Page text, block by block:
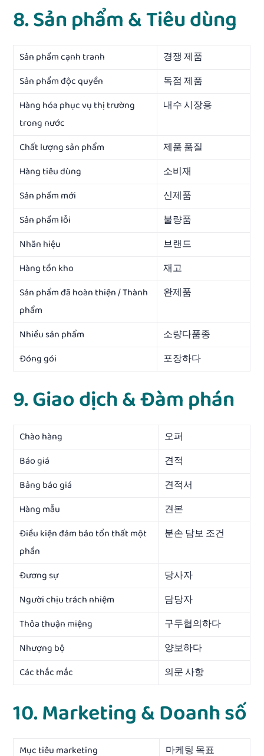
8. Sản phẩm & Tiêu dùng
Sản phẩm cạnh tranh
경쟁 제품
Sản phẩm độc quyền
독점 제품
Hàng hóa phục vụ thị trường
trong nước
내수 시장용
Chất lượng sản phẩm
제품 품질
Hàng tiêu dùng
소비재
Sản phẩm mới
신제품
Sản phẩm lỗi
불량품
Nhãn hiệu
브랜드
Hàng tồn kho
재고
Sản phẩm đã hoàn thiện / Thành
phẩm
완제품
Nhiều sản phẩm
소량다품종
Đóng gói
포장하다
9. Giao dịch & Đàm phán
Chào hàng
오퍼
Báo giá
견적
Bảng báo giá
견적서
Hàng mẫu
견본
Điều kiện đảm bảo tổn thất một
phần
분손 담보 조건
Đương sự
당사자
Người chịu trách nhiệm
담당자
Thỏa thuận miệng
구두협의하다
Nhượng bộ
양보하다
Các thắc mắc
의문 사항
10. Marketing & Doanh số
Mục tiêu marketing 마케팅 목표